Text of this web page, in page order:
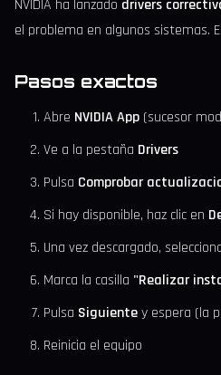
NVIDIA ha lanzado drivers
el problema en algunos sistemas.
Pasos exactos
Abre NVIDIA App (sucesor
Ve a la pestaña Drivers
Pulsa Comprobar
Si hay disponible, haz clic en
Una vez descargado,
Marca la casilla "Realizar
Pulsa Siguientey espera (la
Reinicia el equipo